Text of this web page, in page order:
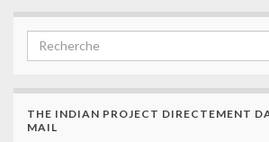
THE INDIAN PROJECT DIRECTEMENT
MAIL